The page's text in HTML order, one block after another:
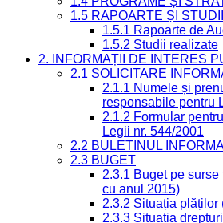
1.5 RAPOARTE ȘI STUDII
1.5.1 Rapoarte de
1.5.2 Studii realizate
2. INFORMAȚII DE INTERES
2.1 SOLICITARE
2.1.1 Numele și
responsabile pentru
2.1.2 Formular
Legii nr. 544/2001
2.2 BULETINUL
2.3 BUGET
2.3.1 Buget pe
cu anul 2015)
2.3.2 Situația plăților
2.3.3 Situația